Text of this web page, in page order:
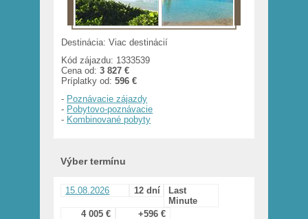
Destinácia: Viac destinácií
Kód zájazdu: 1333539
Cena od:3 827 €
Príplatky od:596 €
- Poznávacie zájazdy
- Pobytovo-poznávacie
- Kombinované pobyty
Výber termínu
15.08.2026 12 dní
Last
Minute
4 005 €
+596 €